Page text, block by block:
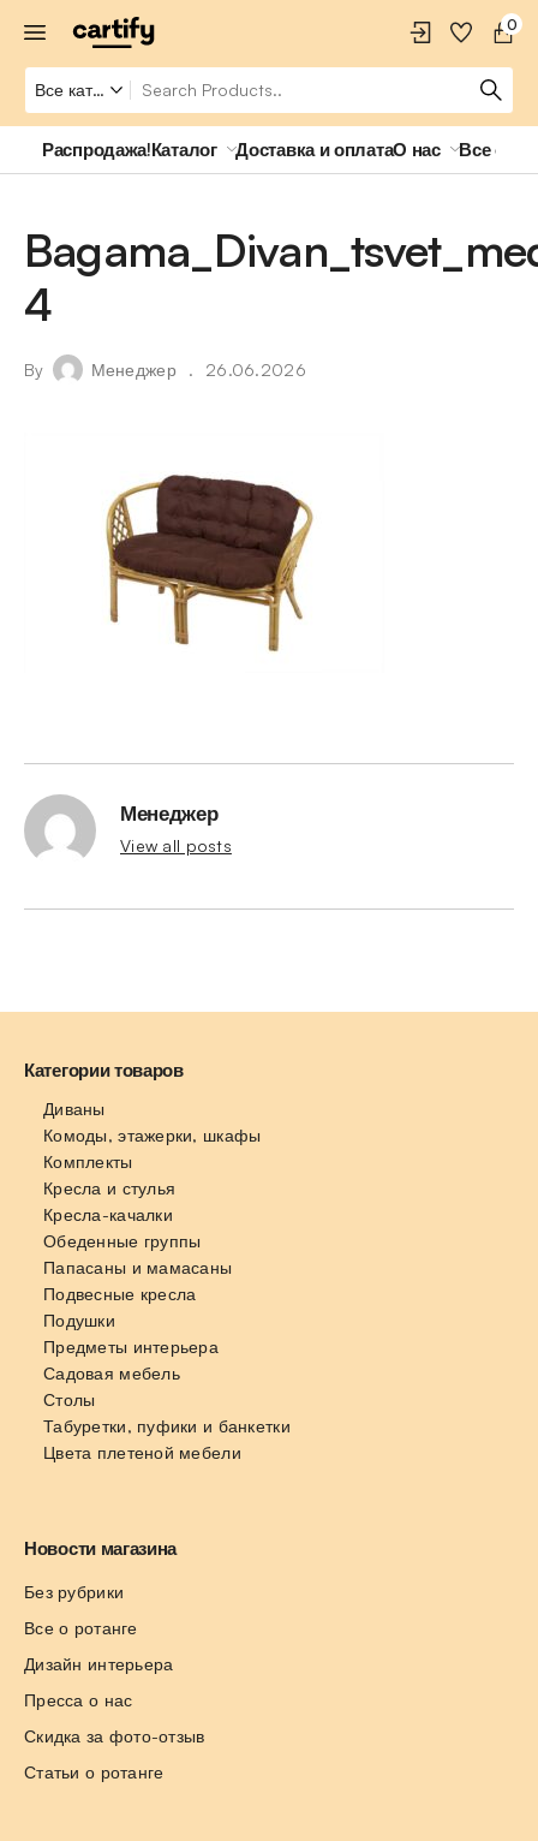
0
Распродажа!Каталог Доставка и оплатаО нас Все о
4
By Менеджер 26.06.2026
Менеджер
View all posts
Категории товаров
Диваны
Комоды, этажерки, шкафы
Комплекты
Кресла и стулья
Кресла-качалки
Обеденные группы
Папасаны и мамасаны
Подвесные кресла
Подушки
Предметы интерьера
Садовая мебель
Столы
Табуретки, пуфики и банкетки
Цвета плетеной мебели
Новости магазина
Без рубрики
Все о ротанге
Дизайн интерьера
Пресса о нас
Скидка за фото-отзыв
Статьи о ротанге